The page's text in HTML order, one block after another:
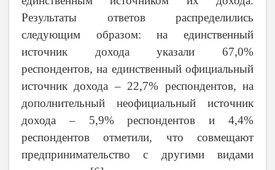
Результаты ответов распределились
следующим образом: на единственный
источник дохода указали 67,0%
респондентов, на единственный официальный
источник дохода – 22,7% респондентов, на
дополнительный неофициальный источник
дохода – 5,9% респондентов и 4,4%
респондентов отметили, что совмещают
предпринимательство с другими видами